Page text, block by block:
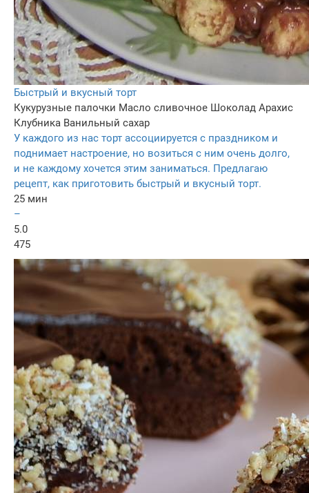
Быстрый и вкусный торт
Кукурузные палочки Масло сливочное Шоколад Арахис
Клубника Ванильный сахар
У каждого из нас торт ассоциируется с праздником и
поднимает настроение, но возиться с ним очень долго,
и не каждому хочется этим заниматься. Предлагаю
рецепт, как приготовить быстрый и вкусный торт.
25 мин
–
5.0
475